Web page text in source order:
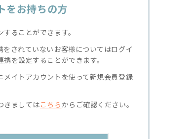
をお持ちの方
ることができます。
されていないお客様についてはログイ
を設定することができます。
イトアカウントを使って新規会員登録
きましてはこちらからご確認ください。